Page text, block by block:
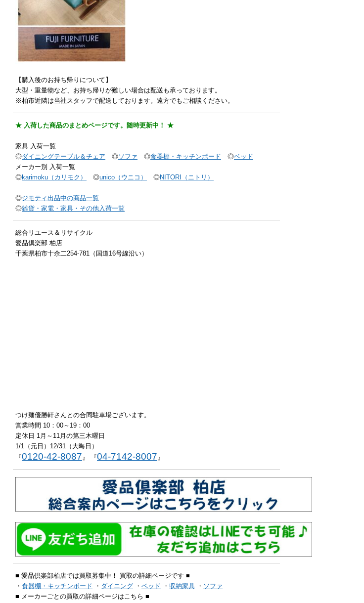
【購入後のお持ち帰りについて】
大型・重量物など、お持ち帰りが難しい場合は配送も承っております。
※柏市近隣は当社スタッフで配送しております。遠方でもご相談ください。
★ 入荷した商品のまとめページです。随時更新中！ ★
家具 入荷一覧
◎ダイニングテーブル＆チェア ◎ソファ ◎食器棚・キッチンボード ◎ベッド
メーカー別 入荷一覧
◎karimoku（カリモク） ◎unico（ウニコ） ◎NITORI（ニトリ）
◎ジモティ出品中の商品一覧
◎雑貨・家電・家具・その他入荷一覧
総合リユース＆リサイクル
愛品倶楽部 柏店
千葉県柏市十余二254-781（国道16号線沿い）
つけ麺優勝軒さんとの合同駐車場ございます。
営業時間 10：00～19：00
定休日 1月～11月の第三木曜日
1/1（元日）12/31（大晦日）
『0120-42-8087』 『04-7142-8007』
■ 愛品倶楽部柏店では買取募集中！ 買取の詳細ページです ■
・ 食器棚・キッチンボード ・ ダイニング ・ ベッド ・ 収納家具 ・ ソファ
■ メーカーごとの買取の詳細ページはこちら ■